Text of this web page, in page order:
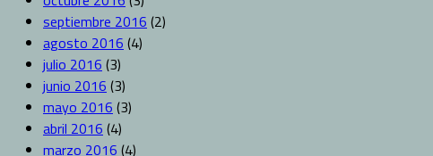
septiembre 2016 (2)
agosto 2016 (4)
julio 2016 (3)
junio 2016 (3)
mayo 2016 (3)
abril 2016 (4)
marzo 2016 (4)